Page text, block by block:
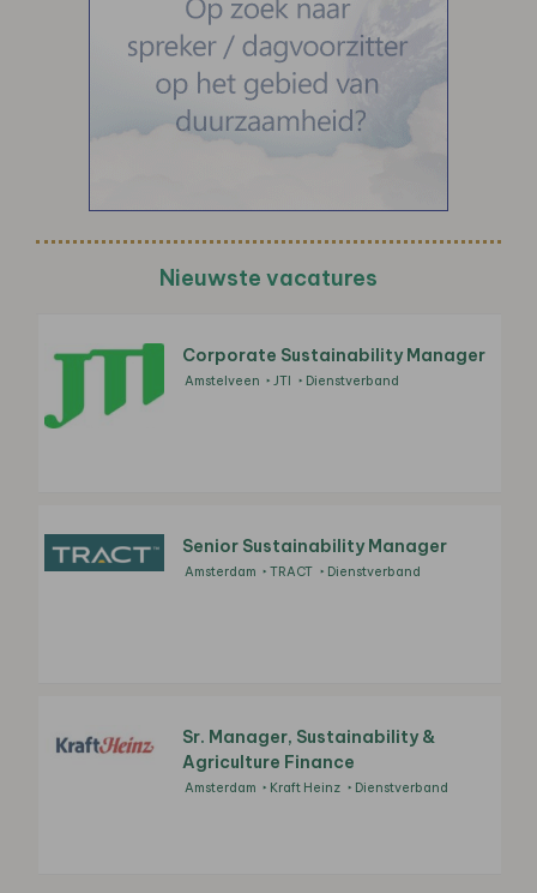
Nieuwste vacatures
Corporate Sustainability Manager
Amstelveen JTI Dienstverband
Senior Sustainability Manager
Amsterdam TRACT Dienstverband
Sr. Manager, Sustainability &
Agriculture Finance
Amsterdam Kraft Heinz Dienstverband